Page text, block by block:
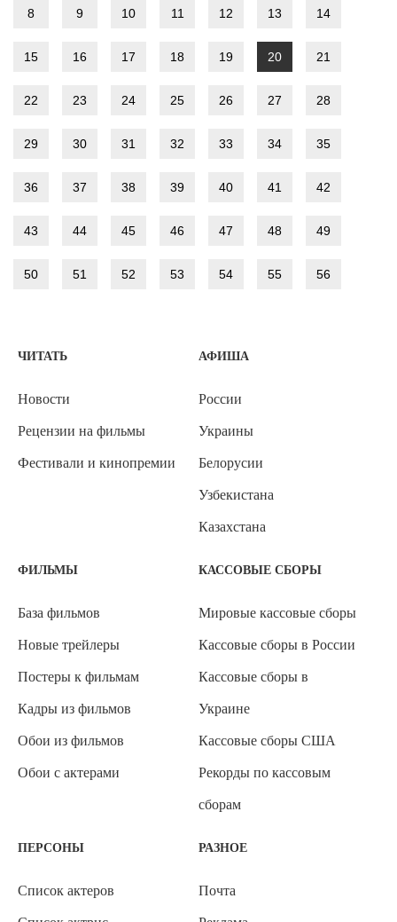
8 9 10 11 12 13 14
15 16 17 18 19 20 21
22 23 24 25 26 27 28
29 30 31 32 33 34 35
36 37 38 39 40 41 42
43 44 45 46 47 48 49
50 51 52 53 54 55 56
ЧИТАТЬ
Новости
Рецензии на фильмы
Фестивали и кинопремии
АФИША
России
Украины
Белорусии
Узбекистана
Казахстана
ФИЛЬМЫ
База фильмов
Новые трейлеры
Постеры к фильмам
Кадры из фильмов
Обои из фильмов
Обои с актерами
КАССОВЫЕ СБОРЫ
Мировые кассовые сборы
Кассовые сборы в России
Кассовые сборы в
Украине
Кассовые сборы США
Рекорды по кассовым
сборам
ПЕРСОНЫ
Список актеров
РАЗНОЕ
Почта